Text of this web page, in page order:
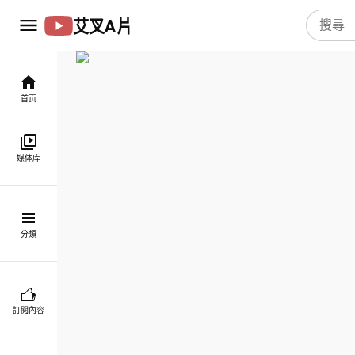
艾叉A片
首页
媒体库
分類
訂閱內容